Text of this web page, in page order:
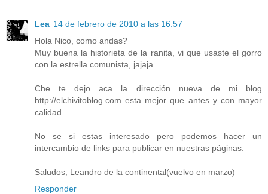
Lea 14 de febrero de 2010 a las 16:57
Hola Nico, como andas?
Muy buena la historieta de la ranita, vi que usaste el gorro
con la estrella comunista, jajaja.
Che te dejo aca la dirección nueva de mi blog
http://elchivitoblog.com esta mejor que antes y con mayor
calidad.
No se si estas interesado pero podemos hacer un
intercambio de links para publicar en nuestras páginas.
Saludos, Leandro de la continental(vuelvo en marzo)
Responder